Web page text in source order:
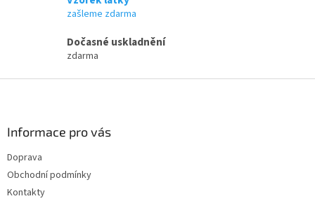
zašleme zdarma
Dočasné uskladnění
zdarma
Informace pro vás
Doprava
Obchodní podmínky
Kontakty